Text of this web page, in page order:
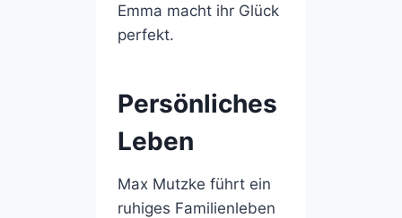
Emma macht ihr Glück
perfekt.
Persönliches
Leben
Max Mutzke führt ein
ruhiges Familienleben